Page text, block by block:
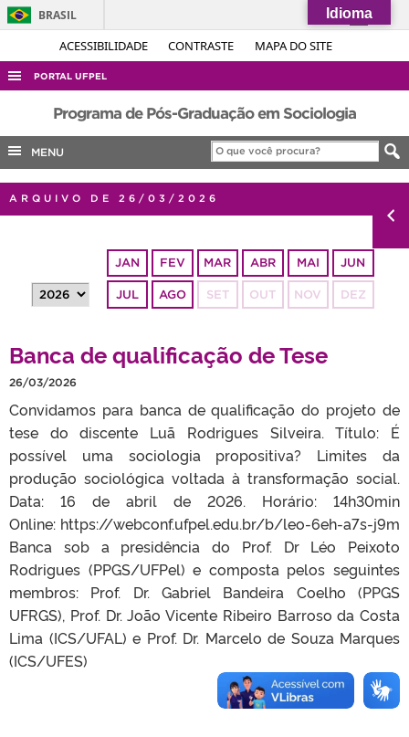
ACESSIBILIDADE CONTRASTE MAPA DO SITE
BRASIL
Simplifique!
Acesso à informação
Legislação
Canais
PORTAL UFPEL
ACESSO À INFORMAÇÃO
AUDITORIA
COBALTO
CONCURSOS
OUVIDORIA
TELEFONES
Programa de Pós-Graduação em Sociologia
MENU
ARQUIVO DE 26/03/2026
JAN FEV MAR ABR MAI JUN
JUL AGO SET OUT NOV DEZ
Banca de qualificação de Tese
26/03/2026
Convidamos para banca de qualificação do projeto de
tese do discente Luã Rodrigues Silveira. Título: É
possível uma sociologia propositiva? Limites da
produção sociológica voltada à transformação social.
Data: 16 de abril de 2026. Horário: 14h30min
Online: https://webconf.ufpel.edu.br/b/leo-6eh-a7s-j9m
Banca sob a presidência do Prof. Dr Léo Peixoto
Rodrigues (PPGS/UFPel) e composta pelos seguintes
membros: Prof. Dr. Gabriel Bandeira Coelho (PPGS
UFRGS), Prof. Dr. João Vicente Ribeiro Barroso da Costa
Lima (ICS/UFAL) e Prof. Dr. Marcelo de Souza Marques
(ICS/UFES)
Idioma